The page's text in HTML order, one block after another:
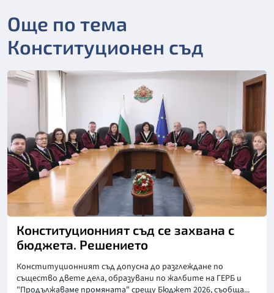
Още по тема
Конституционен съд
Конституционният съд се захвана с
бюджета. Решението
Конституционният съд допусна до разглеждане по
същество двете дела, образувани по жалбите на ГЕРБ и
"Продължаваме промяната" срещу Бюджет 2026, съобща...